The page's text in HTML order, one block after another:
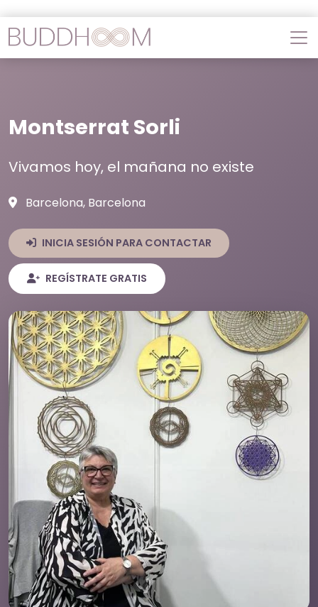
Montserrat Sorli
Vivamos hoy, el mañana no existe
Barcelona, Barcelona
INICIA SESIÓN PARA CONTACTAR
REGÍSTRATE GRATIS